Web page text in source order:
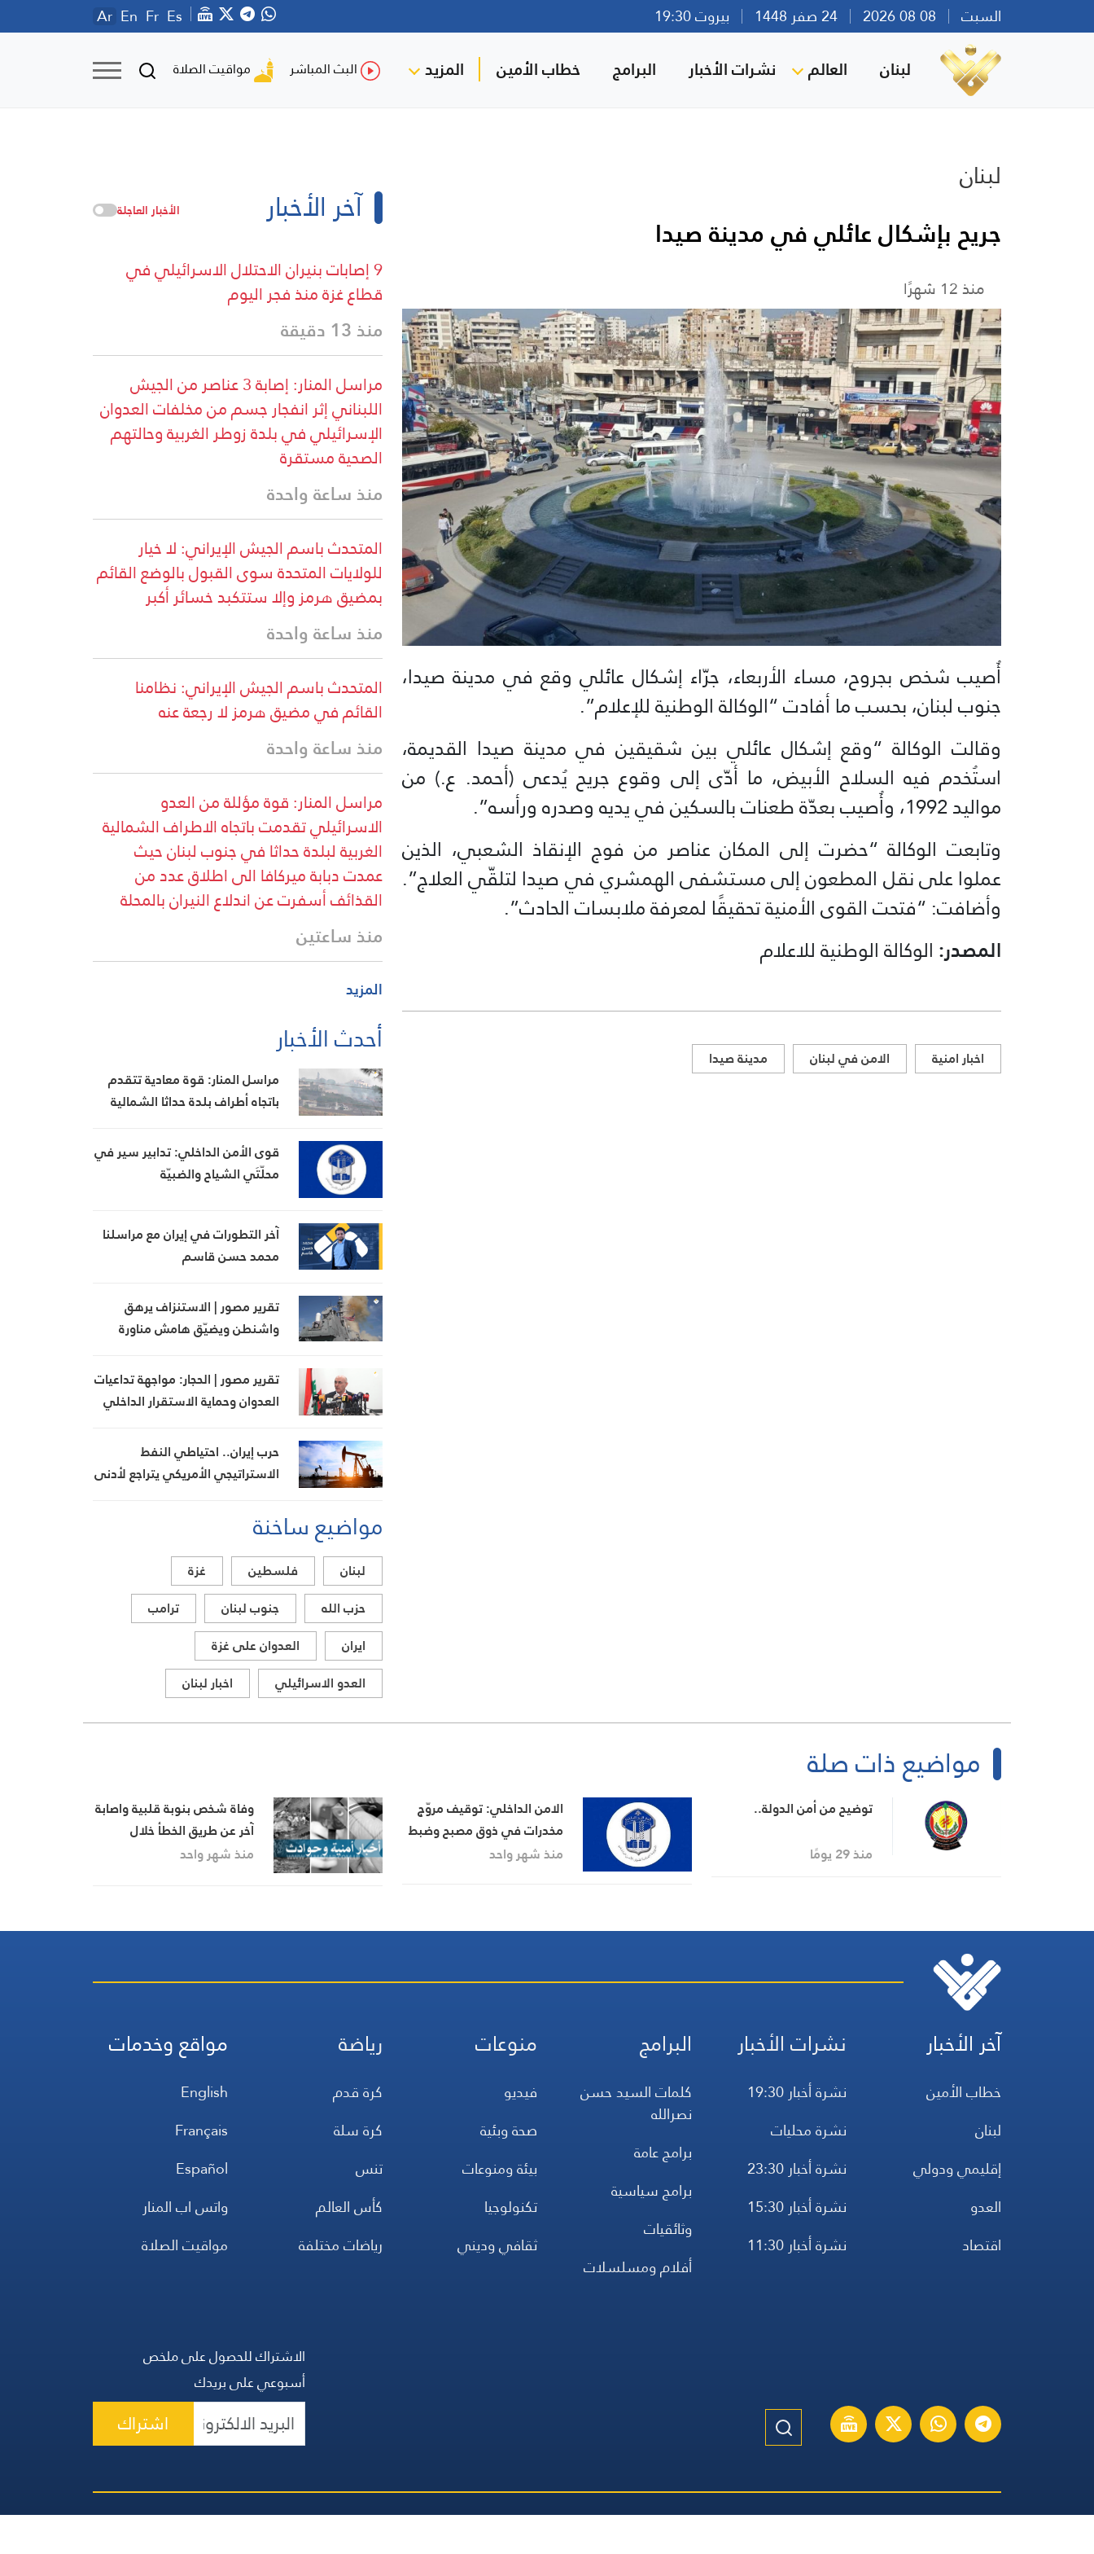
السبت بيروت 19:30 Ar En Fr Es
لبنان العالم نشرات الأخبار البرامج خطاب الأمين المزيد البث المباشر مواقيت الصلاة
لبنان
جريح بإشكال عائلي في مدينة صيدا
منذ 12 شهرًا
أُصيب شخص بجروح، مساء الأربعاء، جرّاء إشكال عائلي وقع في مدينة صيدا،
جنوب لبنان، بحسب ما أفادت “الوكالة الوطنية للإعلام”.
وقالت الوكالة “وقع إشكال عائلي بين شقيقين في مدينة صيدا القديمة،
استُخدم فيه السلاح الأبيض، ما أدّى إلى وقوع جريح يُدعى (أحمد. ع.) من
مواليد 1992، وأُصيب بعدّة طعنات بالسكين في يديه وصدره ورأسه”.
وتابعت الوكالة “حضرت إلى المكان عناصر من فوج الإنقاذ الشعبي، الذين
عملوا على نقل المطعون إلى مستشفى الهمشري في صيدا لتلقّي العلاج”.
وأضافت: “فتحت القوى الأمنية تحقيقًا لمعرفة ملابسات الحادث”.
المصدر: الوكالة الوطنية للاعلام
اخبار امنية الامن في لبنان مدينة صيدا
آخر الأخبار الأخبار العاجلة
9 إصابات بنيران الاحتلال الاسرائيلي في
قطاع غزة منذ فجر اليوم
منذ 13 دقيقة
مراسل المنار: إصابة 3 عناصر من الجيش
اللبناني إثر انفجار جسم من مخلفات العدوان
الإسرائيلي في بلدة زوطر الغربية وحالتهم
الصحية مستقرة
منذ ساعة واحدة
المتحدث باسم الجيش الإيراني: لا خيار
للولايات المتحدة سوى القبول بالوضع القائم
بمضيق هرمز وإلا ستتكبد خسائر أكبر
منذ ساعة واحدة
المتحدث باسم الجيش الإيراني: نظامنا
القائم في مضيق هرمز لا رجعة عنه
منذ ساعة واحدة
مراسل المنار: قوة مؤللة من العدو
الاسرائيلي تقدمت باتجاه الاطراف الشمالية
الغربية لبلدة حداثا في جنوب لبنان حيث
عمدت دبابة ميركافا الى اطلاق عدد من
القذائف أسفرت عن اندلاع النيران بالمحلة
منذ ساعتين
المزيد
أحدث الأخبار
مراسل المنار: قوة معادية تتقدم
باتجاه أطراف بلدة حداثا الشمالية
قوى الأمن الداخلي: تدابير سير في
محلّتَي الشياح والضبيّة
آخر التطورات في إيران مع مراسلنا
محمد حسن قاسم
تقرير مصور | الاستنزاف يرهق
واشنطن ويضيّق هامش مناورة
تقرير مصور | الحجار: مواجهة تداعيات
العدوان وحماية الاستقرار الداخلي
حرب إيران.. احتياطي النفط
الاستراتيجي الأمريكي يتراجع لأدنى
مواضيع ساخنة
لبنان فلسطين
غزة
حزب الله
جنوب لبنان
ترامب
ايران
العدوان على غزة
العدو الاسرائيلي
اخبار لبنان
مواضيع ذات صلة
توضيح من أمن الدولة..
منذ 29 يومًا
الامن الداخلي: توقيف مروّج
مخدرات في ذوق مصبح وضبط
كميات متنوعة من المواد
منذ شهر واحد
وفاة شخص بنوبة قلبية واصابة
آخر عن طريق الخطأ خلال
اشكال في بخعون شمال لبنان
منذ شهر واحد
آخر الأخبار
خطاب الأمين
لبنان
إقليمي ودولي
العدو
اقتصاد
نشرات الأخبار
نشرة أخبار 19:30
نشرة محليات
نشرة أخبار 23:30
نشرة أخبار 15:30
نشرة أخبار 11:30
البرامج
كلمات السيد حسن
نصرالله
برامج عامة
برامج سياسية
وثائقيات
أفلام ومسلسلات
منوعات
فيديو
صحة وبئية
بيئة ومنوعات
تكنولوجيا
ثقافي وديني
رياضة
كرة قدم
كرة سلة
تنس
كأس العالم
رياضات مختلفة
مواقع وخدمات
English
Français
Español
واتس اب المنار
مواقيت الصلاة
الاشتراك للحصول على ملخص
أسبوعي على بريدك
اشتراك